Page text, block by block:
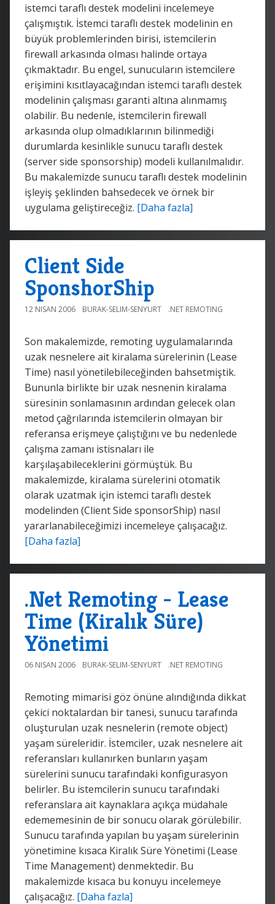
istemci taraflı destek modelini incelemeye
çalışmıştık. İstemci taraflı destek modelinin en
büyük problemlerinden birisi, istemcilerin
firewall arkasında olması halinde ortaya
çıkmaktadır. Bu engel, sunucuların istemcilere
erişimini kısıtlayacağından istemci taraflı destek
modelinin çalışması garanti altına alınmamış
olabilir. Bu nedenle, istemcilerin firewall
arkasında olup olmadıklarının bilinmediği
durumlarda kesinlikle sunucu taraflı destek
(server side sponsorship) modeli kullanılmalıdır.
Bu makalemizde sunucu taraflı destek modelinin
işleyiş şeklinden bahsedecek ve örnek bir
uygulama geliştireceğiz. [Daha fazla]
Client Side
SponshorShip
12 NISAN 2006 BURAK-SELIM-SENYURT .NET REMOTING
Son makalemizde, remoting uygulamalarında
uzak nesnelere ait kiralama sürelerinin (Lease
Time) nasıl yönetilebileceğinden bahsetmiştik.
Bununla birlikte bir uzak nesnenin kiralama
süresinin sonlamasının ardından gelecek olan
metod çağrılarında istemcilerin olmayan bir
referansa erişmeye çalıştığını ve bu nedenlede
çalışma zamanı istisnaları ile
karşılaşabileceklerini görmüştük. Bu
makalemizde, kiralama sürelerini otomatik
olarak uzatmak için istemci taraflı destek
modelinden (Client Side sponsorShip) nasıl
yararlanabileceğimizi incemeleye çalışacağız.
[Daha fazla]
.Net Remoting - Lease
Time (Kiralık Süre)
Yönetimi
06 NISAN 2006 BURAK-SELIM-SENYURT .NET REMOTING
Remoting mimarisi göz önüne alındığında dikkat
çekici noktalardan bir tanesi, sunucu tarafında
oluşturulan uzak nesnelerin (remote object)
yaşam süreleridir. İstemciler, uzak nesnelere ait
referansları kullanırken bunların yaşam
sürelerini sunucu tarafındaki konfigurasyon
belirler. Bu istemcilerin sunucu tarafındaki
referanslara ait kaynaklara açıkça müdahale
edememesinin de bir sonucu olarak görülebilir.
Sunucu tarafında yapılan bu yaşam sürelerinin
yönetimine kısaca Kiralık Süre Yönetimi (Lease
Time Management) denmektedir. Bu
makalemizde kısaca bu konuyu incelemeye
çalışacağız. [Daha fazla]